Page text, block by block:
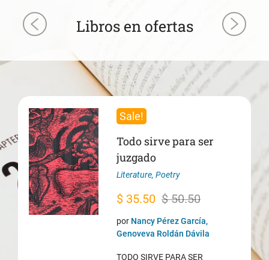
Libros en ofertas
Sale!
Todo sirve para ser
juzgado
Literature,Poetry
$50.50
Original
price
was:
$ 50.50.
$ 35.50
Current
price
is:
$ 35.50.
por Nancy Pérez García,
Genoveva Roldán Dávila
TODO SIRVE PARA SER